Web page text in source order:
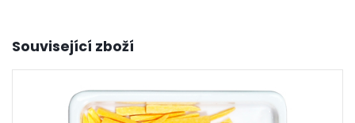
Související zboží